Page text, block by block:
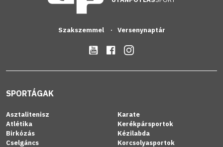
Szakszemmel Versenynaptár
SPORTÁGAK
Asztalitenisz
Atlétika
Birkózás
Cselgáncs
Karate
Kerékpársportok
Kézilabda
Korcsolyasportok